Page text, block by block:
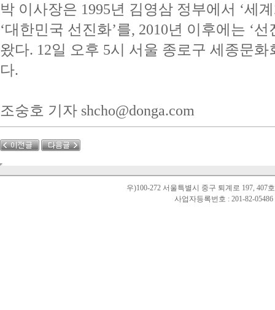
박 이사장은 1995년 김영삼 정부에서 ‘세
‘대한민국 선진화’를, 2010년 이후에는 ‘
왔다. 12일 오후 5시 서울 종로구 세종문
다.
조숭호 기자 shcho@donga.com
우)100-272 서울특별시 중구 퇴계로 197,
사업자등록번호 : 201-82-